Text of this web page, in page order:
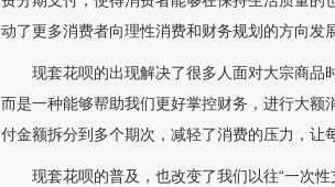
动了更多消费者向理性消费和财务规划的方向发展
现套花呗的出现解决了很多人面对大宗商品
而是一种能够帮助我们更好掌控财务，进行大
付金额拆分到多个期次，减轻了消费的压力，让
现套花呗的普及，也改变了我们以往“一次